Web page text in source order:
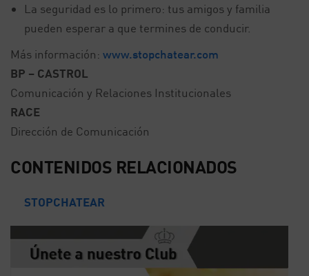
La seguridad es lo primero: tus amigos y familia
pueden esperar a que termines de conducir.
Más información: www.stopchatear.com
BP – CASTROL
Comunicación y Relaciones Institucionales
RACE
Dirección de Comunicación
CONTENIDOS RELACIONADOS
STOPCHATEAR